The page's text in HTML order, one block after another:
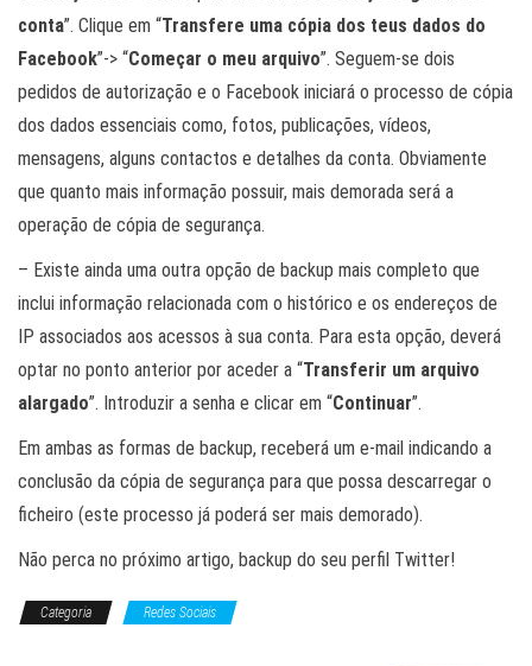
conta”. Clique em “Transfere uma cópia dos teus dados do
Facebook”-> “Começar o meu arquivo”. Seguem-se dois
pedidos de autorização e o Facebook iniciará o processo de cópia
dos dados essenciais como, fotos, publicações, vídeos,
mensagens, alguns contactos e detalhes da conta. Obviamente
que quanto mais informação possuir, mais demorada será a
operação de cópia de segurança.
– Existe ainda uma outra opção de backup mais completo que
inclui informação relacionada com o histórico e os endereços de
IP associados aos acessos à sua conta. Para esta opção, deverá
optar no ponto anterior por aceder a “Transferir um arquivo
alargado”. Introduzir a senha e clicar em “Continuar”.
Em ambas as formas de backup, receberá um e-mail indicando a
conclusão da cópia de segurança para que possa descarregar o
ficheiro (este processo já poderá ser mais demorado).
Não perca no próximo artigo, backup do seu perfil Twitter!
Categoria Redes Sociais